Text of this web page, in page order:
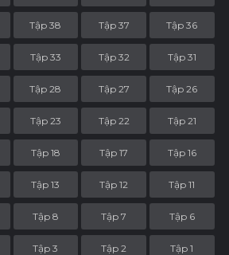
Tập 38 Tập 37 Tập 36
Tập 33 Tập 32 Tập 31
Tập 28 Tập 27 Tập 26
Tập 23 Tập 22 Tập 21
Tập 18 Tập 17 Tập 16
Tập 13 Tập 12 Tập 11
Tập 8 Tập 7 Tập 6
Tập 3 Tập 2 Tập 1